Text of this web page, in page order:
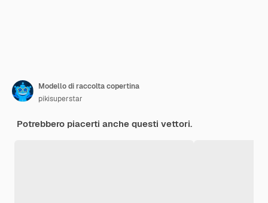
Modello di raccolta copertina
pikisuperstar
Potrebbero piacerti anche questi vettori.